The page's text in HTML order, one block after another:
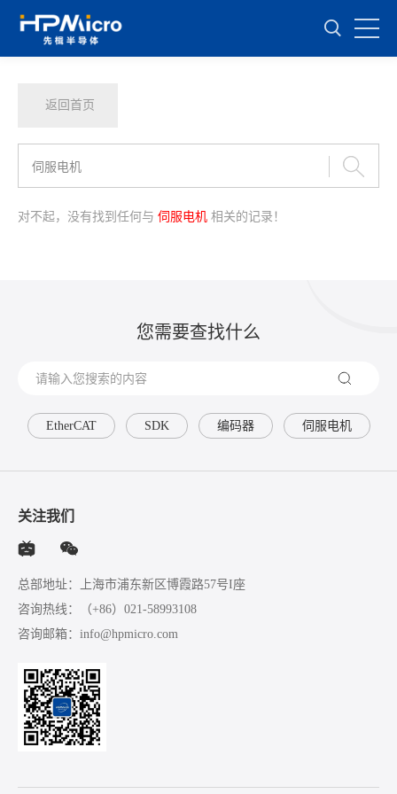
返回首页
对不起，没有找到任何与 伺服电机 相关的记录！
您需要查找什么
EtherCAT SDK 编码器 伺服电机
关注我们
总部地址：上海市浦东新区博霞路57号I座
咨询热线：
（+86）021-58993108
咨询邮箱： info@hpmicro.com